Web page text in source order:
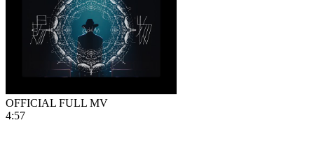
OFFICIAL FULL MV
4:57